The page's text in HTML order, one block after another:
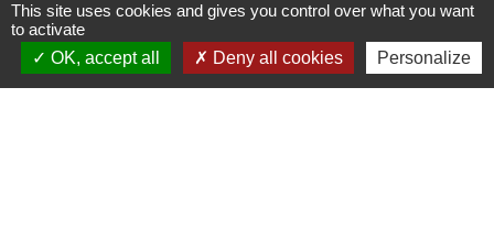
This site uses cookies and gives you control over what you want
to activate
OK, accept all
Deny all cookies Personalize